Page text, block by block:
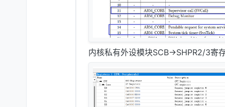
内核私有外设模块SCB->SHPR2/3寄